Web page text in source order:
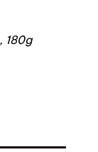
, 180g